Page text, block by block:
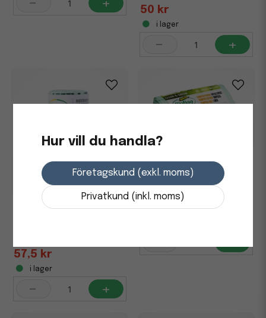
50 kr
i lager
- +
Avfallspåse Biobag
57,5 kr
i lager
- +
Avfallspåse Biobag
Komposterbar 20L 17my,
52,5 kr
- +
Hur vill du handla?
Företagskund (exkl. moms)
Privatkund (inkl. moms)